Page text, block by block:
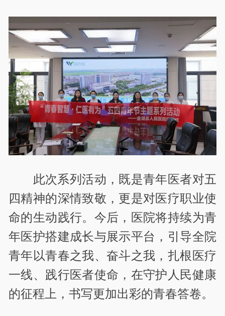
此次系列活动，既是青年医者对五
四精神的深情致敬，更是对医疗职业使
命的生动践行。今后，医院将持续为青
年医护搭建成长与展示平台，引导全院
青年以青春之我、奋斗之我，扎根医疗
一线、践行医者使命，在守护人民健康
的征程上，书写更加出彩的青春答卷。